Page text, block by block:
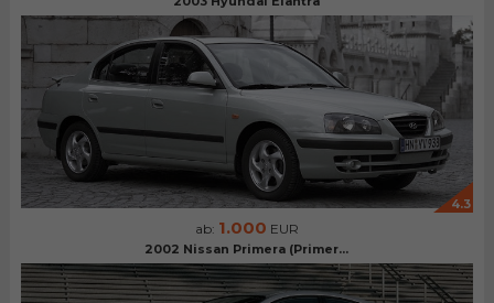
4.3
ab: 1.000 EUR
2002 Nissan Primera (Primer...